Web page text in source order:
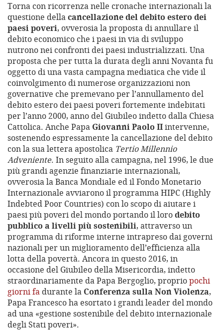
Torna con ricorrenza nelle cronache internazionali la
questione dellacancellazione del debito estero dei
paesi poveri, ovverosia la proposta di annullare il
debito economico che i paesi in via di sviluppo
nutrono nei confronti dei paesi industrializzati. Una
proposta che per tutta la durata degli anni Novanta fu
oggetto di una vasta campagna mediatica che vide il
coinvolgimento di numerose organizzazioni non
governative che premevano per l’annullamento del
debito estero dei paesi poveri fortemente indebitati
per l’anno 2000, anno del Giubileo indetto dalla Chiesa
Cattolica. Anche Papa Giovanni Paolo IIintervenne,
sostenendo espressamente la cancellazione del debito
con la sua lettera apostolica Tertio Millennio
Adveniente. In seguito alla campagna, nel 1996, le due
più grandi agenzie finanziarie internazionali,
ovverosia la Banca Mondiale ed il Fondo Monetario
Internazionale avviarono il programma HIPC (Highly
Indebted Poor Countries) con lo scopo di aiutare i
paesi più poveri del mondo portando il lorodebito
pubblico a livelli più sostenibili, attraverso un
programma di riforme interne intrapreso dai governi
nazionali per un miglioramento dell’efficienza alla
lotta della povertà. Ancora in questo 2016, in
occasione del Giubileo della Misericordia, indetto
straordinariamente da Papa Bergoglio, propriopochi
giorni fa durante la Conferenza sulla Non Violenza,
Papa Francesco ha esortato i grandi leader del mondo
ad una «gestione sostenibile del debito internazionale
degli Stati poveri».